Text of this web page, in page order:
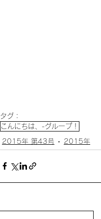
タグ：
こんにちは、-グループ！
2015年 第43号 2015年